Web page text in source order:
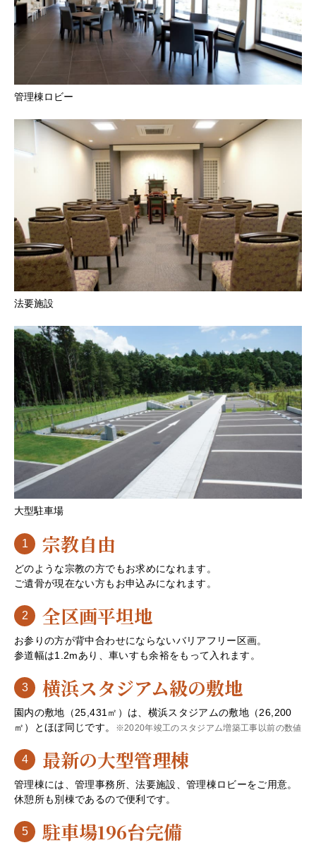
管理棟ロビー
法要施設
大型駐車場
1 宗教自由
どのような宗教の方でもお求めになれます。
ご遺骨が現在ない方もお申込みになれます。
2 全区画平坦地
お参りの方が背中合わせにならないバリアフリー区画。
参道幅は1.2mあり、車いすも余裕をもって入れます。
3 横浜スタジアム級の敷地
園内の敷地（25,431㎡）は、横浜スタジアムの敷地（26,200
㎡）とほぼ同じです。
※2020年竣工のスタジアム増築工事以前の数値
4 最新の大型管理棟
管理棟には、管理事務所、法要施設、管理棟ロビーをご用意。
休憩所も別棟であるので便利です。
5 駐車場196台完備